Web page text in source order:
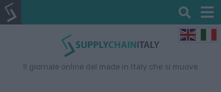
Il giornale online del made in Italy che si muove